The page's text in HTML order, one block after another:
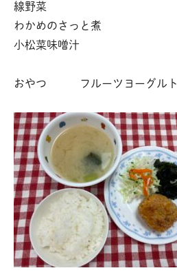
線野菜
わかめのさっと煮
小松菜味噌汁
おやつ フルーツヨーグルト